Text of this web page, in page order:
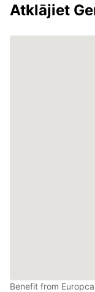
Atklājiet
Benefit from